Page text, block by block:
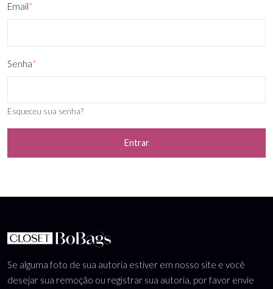
Email*
Senha*
Esqueceu sua senha?
Entrar
Se alguma foto de sua autoria estiver em nosso site e você
desejar sua remoção ou registrar sua autoria, por favor envie